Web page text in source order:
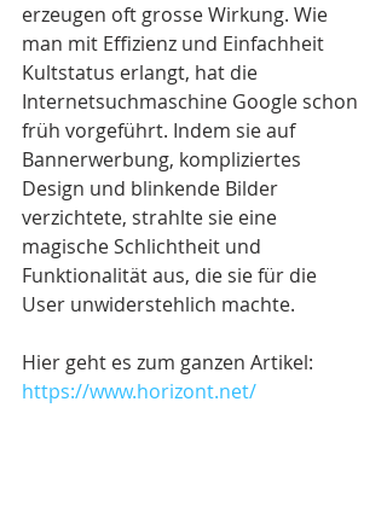
erzeugen oft grosse Wirkung. Wie
man mit Effizienz und Einfachheit
Kultstatus erlangt, hat die
Internetsuchmaschine Google schon
früh vorgeführt. Indem sie auf
Bannerwerbung, kompliziertes
Design und blinkende Bilder
verzichtete, strahlte sie eine
magische Schlichtheit und
Funktionalität aus, die sie für die
User unwiderstehlich machte.
Hier geht es zum ganzen Artikel:
https://www.horizont.net/